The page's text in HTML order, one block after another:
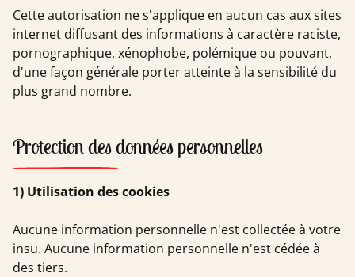
Cette autorisation ne s'applique en aucun cas aux sites
internet diffusant des informations à caractère raciste,
pornographique, xénophobe, polémique ou pouvant,
d'une façon générale porter atteinte à la sensibilité du
plus grand nombre.
Protection des données personnelles
1) Utilisation des cookies
Aucune information personnelle n'est collectée à votre
insu. Aucune information personnelle n'est cédée à
des tiers.